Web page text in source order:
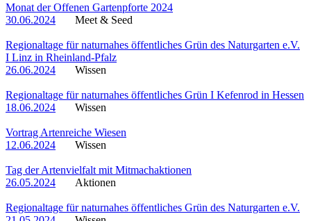
Monat der Offenen Gartenpforte 2024
30.06.2024
Meet & Seed
Regionaltage für naturnahes öffentliches Grün des Naturgarten e.V.
I Linz in Rheinland-Pfalz
26.06.2024
Wissen
Regionaltage für naturnahes öffentliches Grün I Kefenrod in Hessen
18.06.2024
Wissen
Vortrag Artenreiche Wiesen
12.06.2024
Wissen
Tag der Artenvielfalt mit Mitmachaktionen
26.05.2024
Aktionen
Regionaltage für naturnahes öffentliches Grün des Naturgarten e.V.